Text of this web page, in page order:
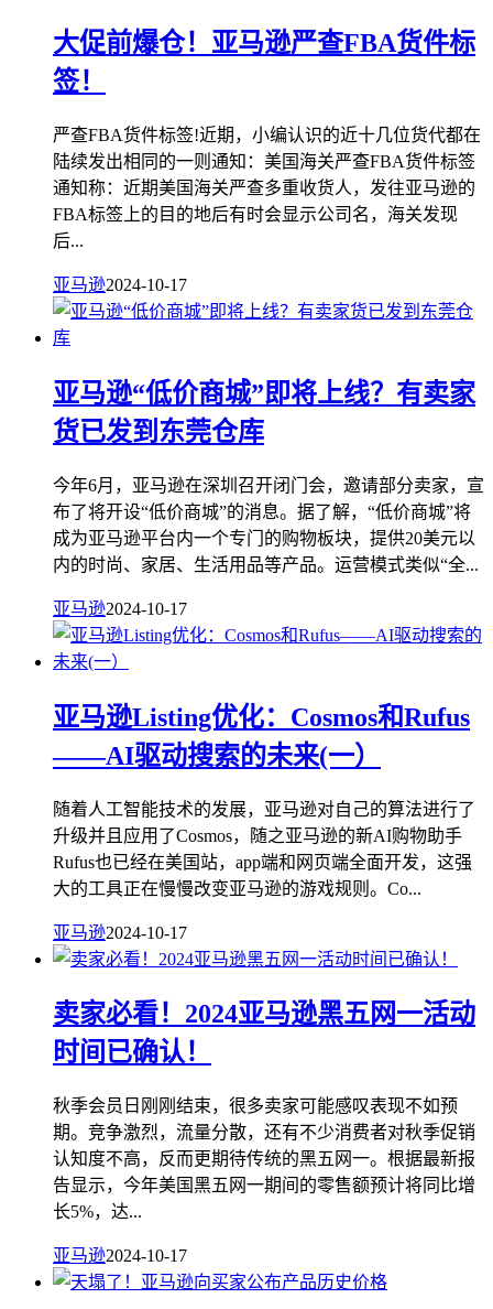
大促前爆仓！亚马逊严查FBA货件标
签！
严查FBA货件标签!近期，小编认识的近十几位货代都在
陆续发出相同的一则通知：美国海关严查FBA货件标签
通知称：近期美国海关严查多重收货人，发往亚马逊的
FBA标签上的目的地后有时会显示公司名，海关发现
后...
亚马逊2024-10-17
亚马逊“低价商城”即将上线？有卖家
货已发到东莞仓库
今年6月，亚马逊在深圳召开闭门会，邀请部分卖家，宣
布了将开设“低价商城”的消息。据了解，“低价商城”将
成为亚马逊平台内一个专门的购物板块，提供20美元以
内的时尚、家居、生活用品等产品。运营模式类似“全...
亚马逊2024-10-17
亚马逊Listing优化：Cosmos和Rufus
——AI驱动搜索的未来(一）
随着人工智能技术的发展，亚马逊对自己的算法进行了
升级并且应用了Cosmos，随之亚马逊的新AI购物助手
Rufus也已经在美国站，app端和网页端全面开发，这强
大的工具正在慢慢改变亚马逊的游戏规则。Co...
亚马逊2024-10-17
卖家必看！2024亚马逊黑五网一活动
时间已确认！
秋季会员日刚刚结束，很多卖家可能感叹表现不如预
期。竞争激烈，流量分散，还有不少消费者对秋季促销
认知度不高，反而更期待传统的黑五网一。根据最新报
告显示，今年美国黑五网一期间的零售额预计将同比增
长5%，达...
亚马逊2024-10-17